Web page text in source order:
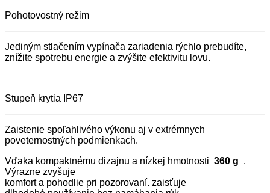
Pohotovostný režim
Jediným stlačením vypínača zariadenia rýchlo prebudíte,
znížite spotrebu energie a zvýšite efektivitu lovu.
Stupeň krytia IP67
Zaistenie spoľahlivého výkonu aj v extrémnych
poveternostných podmienkach.
Vďaka kompaktnému dizajnu a nízkej hmotnosti 360 g .
Výrazne zvyšuje
komfort a pohodlie pri pozorovaní. zaisťuje